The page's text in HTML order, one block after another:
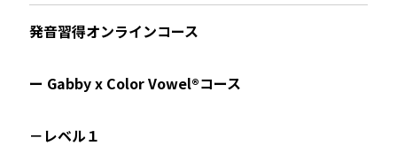
発音習得オンラインコース
ー Gabby x Color Vowel®︎コース
－レベル１